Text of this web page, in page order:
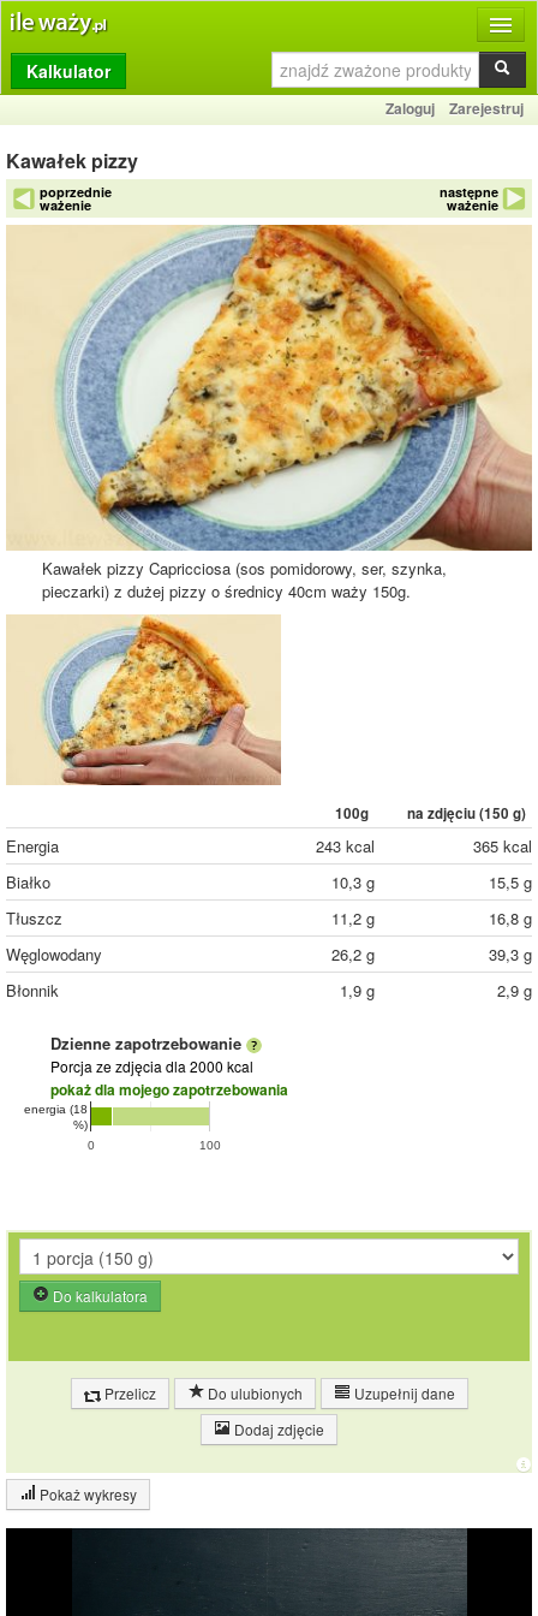
Produkty
Dziennik
Przelicznik
Porównywarka
Słownik
O stronie
Kontakt
Kalkulator
Zaloguj Zarejestruj
Kawałek pizzy
poprzednie
ważenie
następne
ważenie
Kawałek pizzy Capricciosa (sos pomidorowy, ser, szynka,
pieczarki) z dużej pizzy o średnicy 40cm waży 150g.
100g na zdjęciu (150 g)
Energia 243 kcal
365 kcal
Białko
10,3 g
15,5 g
Tłuszcz
11,2 g
16,8 g
Węglowodany
26,2 g
39,3 g
Błonnik
1,9 g 2,9 g
Dzienne zapotrzebowanie
Porcja ze zdjęcia dla 2000 kcal
pokaż dla mojego zapotrzebowania
0 100
energia (18
%)
Do kalkulatora
Przelicz Do ulubionych
Uzupełnij dane
Dodaj zdjęcie
Pokaż wykresy
Wykres składu produktu
11.1%